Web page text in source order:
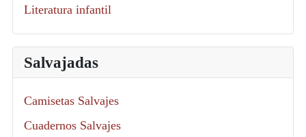
Literatura infantil
Salvajadas
Camisetas Salvajes
Cuadernos Salvajes